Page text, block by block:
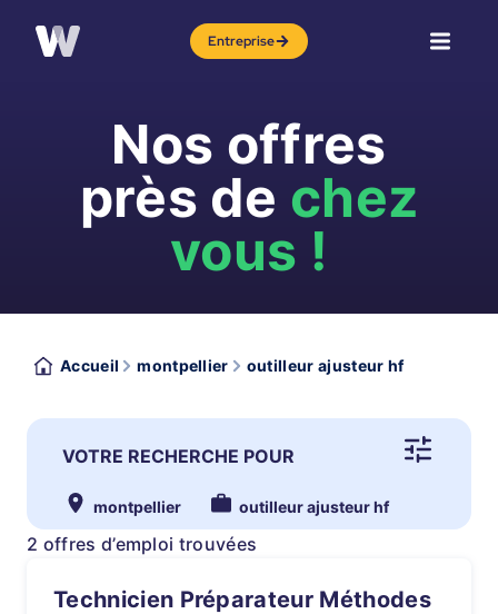
Entreprise
Nos offres
près de chez
vous !
Accueil montpellier outilleur ajusteur hf
VOTRE RECHERCHE POUR
montpellier outilleur ajusteur hf
2 offres d’emploi trouvées
Technicien Préparateur Méthodes